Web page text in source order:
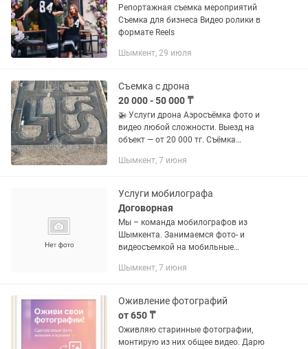
Репортажная съемка мероприятий
Съемка для бизнеса Видео ролики в
формате Reels
Шымкент, 29 июля
Съемка с дрона
20 000 - 50 000 ₸
🚁 Услуги дрона Аэросъёмка фото и
видео любой сложности. Выезд на
объект — от 20 000 тг. Съёмка
строительных объектов, бизнеса и
Шымкент, 7 июня
Услуги мобилографа
Договорная
Мы – команда мобилографов из
Шымкента. Занимаемся фото- и
видеосъемкой на мобильные
может давать профессиональный
учеников,...
Шымкент, 7 июня
Оживление фотографий
от 650 ₸
Оживляю старинные фотографии,
монтирую из них общее видео. Дарю